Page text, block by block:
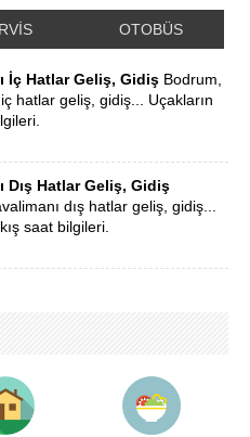
OTOBÜS
İç Hatlar Geliş, Gidiş Bodrum,
hatlar geliş, gidiş... Uçakların
Dış Hatlar Geliş, Gidiş
dış hatlar geliş, gidiş...
saat bilgileri.